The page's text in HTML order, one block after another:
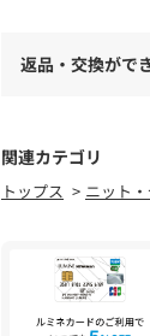
勤やきちんとし
ジャケットやカ
ない華やぎと品
※照明の関係に
た、パソコン
が異なる場合も
返品・交換がで
関連カテゴリ
トップス ニット